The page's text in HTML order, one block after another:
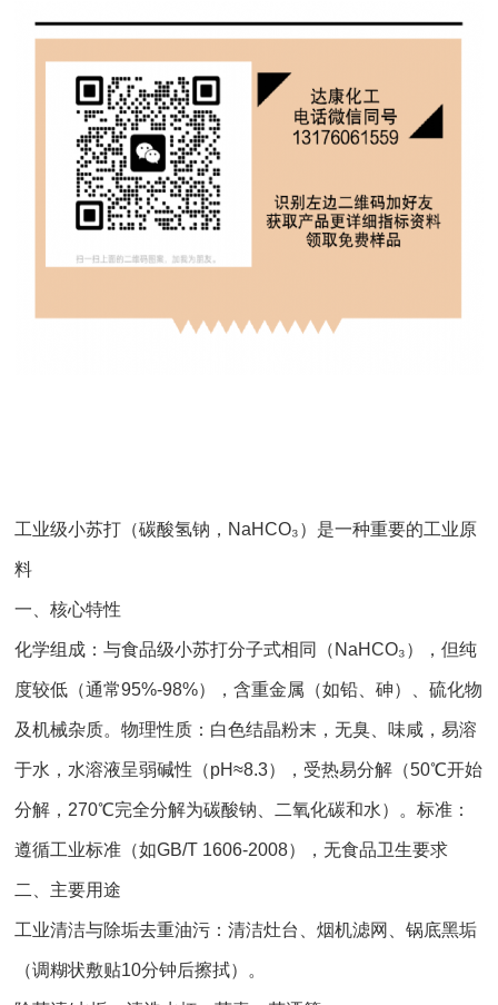
工业级小苏打（碳酸氢钠，NaHCO₃）是一种重要的工业原
料
一、核心特性
化学组成：与食品级小苏打分子式相同（NaHCO₃），但纯
度较低（通常95%-98%），含重金属（如铅、砷）、硫化物
及机械杂质。物理性质：白色结晶粉末，无臭、味咸，易溶
于水，水溶液呈弱碱性（pH≈8.3），受热易分解（50℃开始
分解，270℃完全分解为碳酸钠、二氧化碳和水）。标准：
遵循工业标准（如GB/T 1606-2008），无食品卫生要求
二、主要用途
工业清洁与除垢去重油污：清洁灶台、烟机滤网、锅底黑垢
（调糊状敷贴10分钟后擦拭）。